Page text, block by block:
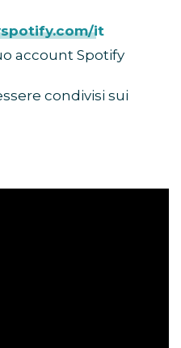
it
account Spotify
condivisi sui